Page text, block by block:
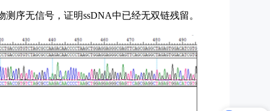
序无信号，证明ssDNA中已经无双链残留。